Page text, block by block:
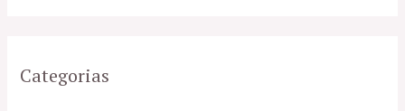
Categorias